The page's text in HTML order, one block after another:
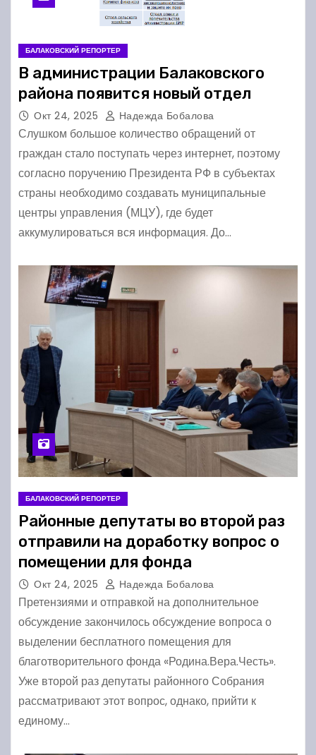
БАЛАКОВСКИЙ РЕПОРТЕР
В администрации Балаковского
района появится новый отдел
Окт 24, 2025 Надежда Бобалова
Слушком большое количество обращений от
граждан стало поступать через интернет, поэтому
согласно поручению Президента РФ в субъектах
страны необходимо создавать муниципальные
центры управления (МЦУ), где будет
аккумулироваться вся информация. До…
БАЛАКОВСКИЙ РЕПОРТЕР
Районные депутаты во второй раз
отправили на доработку вопрос о
помещении для фонда
Окт 24, 2025 Надежда Бобалова
Претензиями и отправкой на дополнительное
обсуждение закончилось обсуждение вопроса о
выделении бесплатного помещения для
благотворительного фонда «Родина.Вера.Честь».
Уже второй раз депутаты районного Собрания
рассматривают этот вопрос, однако, прийти к
единому…